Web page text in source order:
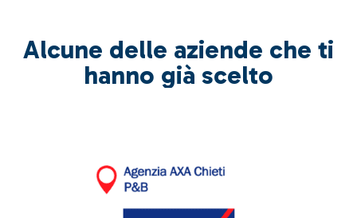
Alcune delle aziende che ti
hanno già scelto